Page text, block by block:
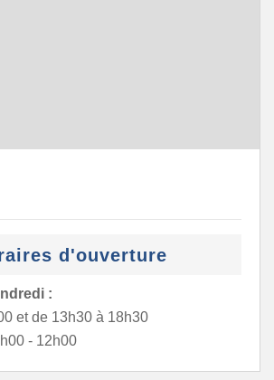
d'ouverture
:
et de 13h30 à 18h30
- 12h00